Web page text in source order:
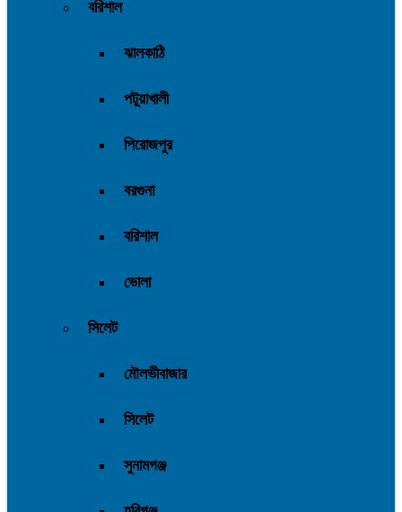
বরিশাল
ঝালকাঠি
পটুয়াখালী
পিরোজপুর
বরগুনা
বরিশাল
ভোলা
সিলেট
মৌলভীবাজার
সিলেট
সুনামগঞ্জ